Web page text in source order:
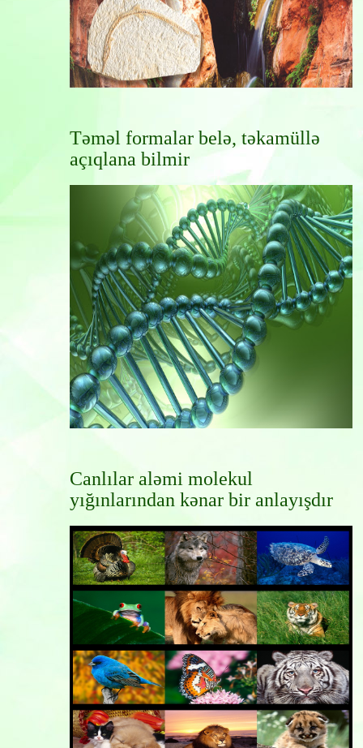
Təməl formalar belə, təkamüllə
açıqlana bilmir
Canlılar aləmi molekul
yığınlarından kənar bir anlayışdır